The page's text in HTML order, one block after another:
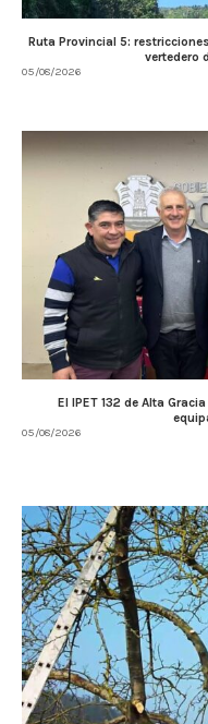
Ruta Provincial 5:
vertedero
05/08/2026
El IPET 132 de Alta
05/08/2026